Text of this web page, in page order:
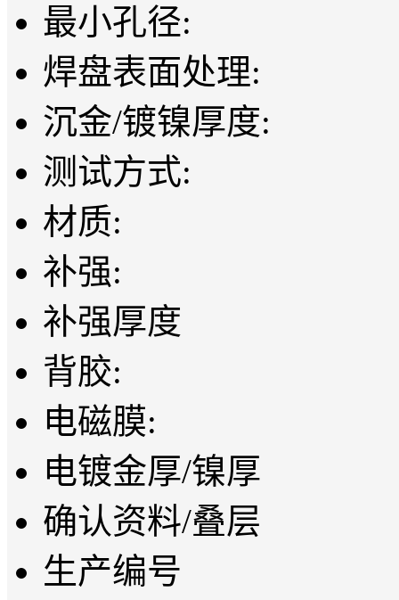
最小孔径:
焊盘表面处理:
沉金/镀镍厚度:
测试方式:
材质:
补强:
补强厚度
背胶:
电磁膜:
电镀金厚/镍厚
确认资料/叠层
生产编号